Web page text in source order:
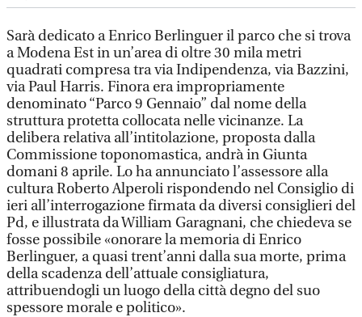
Sarà dedicato a Enrico Berlinguer il parco che si trova
a Modena Est in un’area di oltre 30 mila metri
quadrati compresa tra via Indipendenza, via Bazzini,
via Paul Harris. Finora era impropriamente
denominato “Parco 9 Gennaio” dal nome della
struttura protetta collocata nelle vicinanze. La
delibera relativa all’intitolazione, proposta dalla
Commissione toponomastica, andrà in Giunta
domani 8 aprile. Lo ha annunciato l’assessore alla
cultura Roberto Alperoli rispondendo nel Consiglio di
ieri all’interrogazione firmata da diversi consiglieri del
Pd, e illustrata da William Garagnani, che chiedeva se
fosse possibile «onorare la memoria di Enrico
Berlinguer, a quasi trent’anni dalla sua morte, prima
della scadenza dell’attuale consigliatura,
attribuendogli un luogo della città degno del suo
spessore morale e politico».